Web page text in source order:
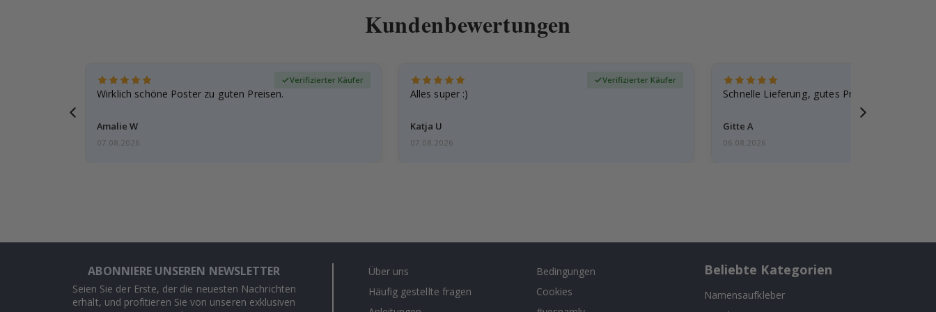
Kundenbewertungen
Wirklich schöne Poster zu guten Preisen.
Amalie W
Verifizierter Käufer
07.08.2026
Alles super :)
Katja U
Verifizierter Käufer
07.08.2026
Schnelle Lieferung, gutes Produkt
Gitte A
06.08.2026
ABONNIERE UNSEREN NEWSLETTER
Seien Sie der Erste, der die neuesten Nachrichten
erhält, und profitieren Sie von unseren exklusiven
Über uns
Häufig gestellte fragen
Bedingungen
Cookies
Beliebte Kategorien
Namensaufkleber